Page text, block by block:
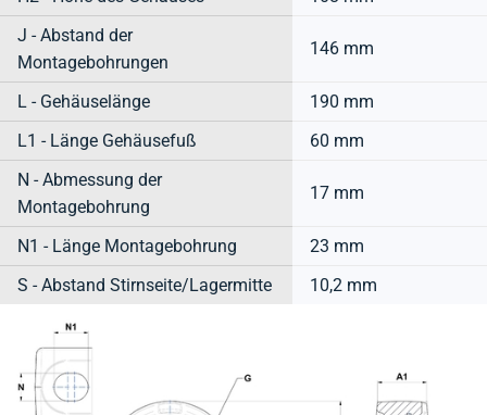
J - Abstand der
Montagebohrungen
146 mm
L - Gehäuselänge
190 mm
L1 - Länge Gehäusefuß
60 mm
N - Abmessung der
Montagebohrung
17 mm
N1 - Länge Montagebohrung
23 mm
S - Abstand Stirnseite/Lagermitte
10,2 mm